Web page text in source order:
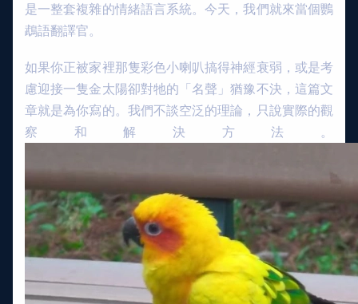
是一整套複雜的情緒語言系統。今天，我們就來當個鸚
鵡語翻譯官。
如果你正被家裡那隻彩色小喇叭搞得神經衰弱，或是考
慮迎接一隻金太陽卻對牠的「名聲」猶豫不決，這篇文
章就是為你寫的。我們不談空泛的理論，只說實際的觀
察和解決方法。